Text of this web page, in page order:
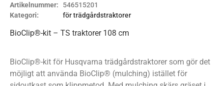
Artikelnummer:
546515201
Kategori:
för trädgårdstraktorer
BioClip®-kit – TS traktorer 108 cm
BioClip®-kit för Husqvarna trädgårdstraktorer som gör det
möjligt att använda BioClip® (mulching) istället för